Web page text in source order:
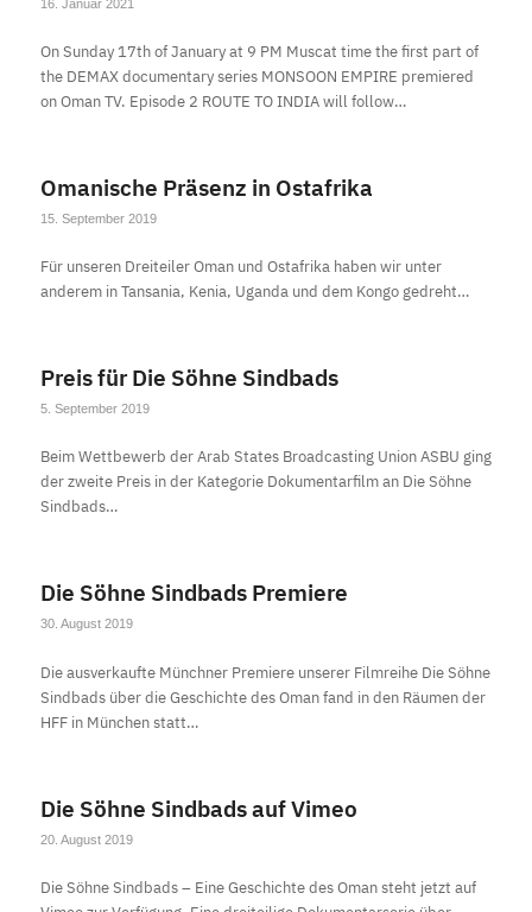
16. Januar 2021
On Sunday 17th of January at 9 PM Muscat time the first part of
the DEMAX documentary series MONSOON EMPIRE premiered
on Oman TV. Episode 2 ROUTE TO INDIA will follow…
Omanische Präsenz in Ostafrika
15. September 2019
Für unseren Dreiteiler Oman und Ostafrika haben wir unter
anderem in Tansania, Kenia, Uganda und dem Kongo gedreht…
Preis für Die Söhne Sindbads
5. September 2019
Beim Wettbewerb der Arab States Broadcasting Union ASBU ging
der zweite Preis in der Kategorie Dokumentarfilm an Die Söhne
Sindbads…
Die Söhne Sindbads Premiere
30. August 2019
Die ausverkaufte Münchner Premiere unserer Filmreihe Die Söhne
Sindbads über die Geschichte des Oman fand in den Räumen der
HFF in München statt…
Die Söhne Sindbads auf Vimeo
20. August 2019
Die Söhne Sindbads – Eine Geschichte des Oman steht jetzt auf